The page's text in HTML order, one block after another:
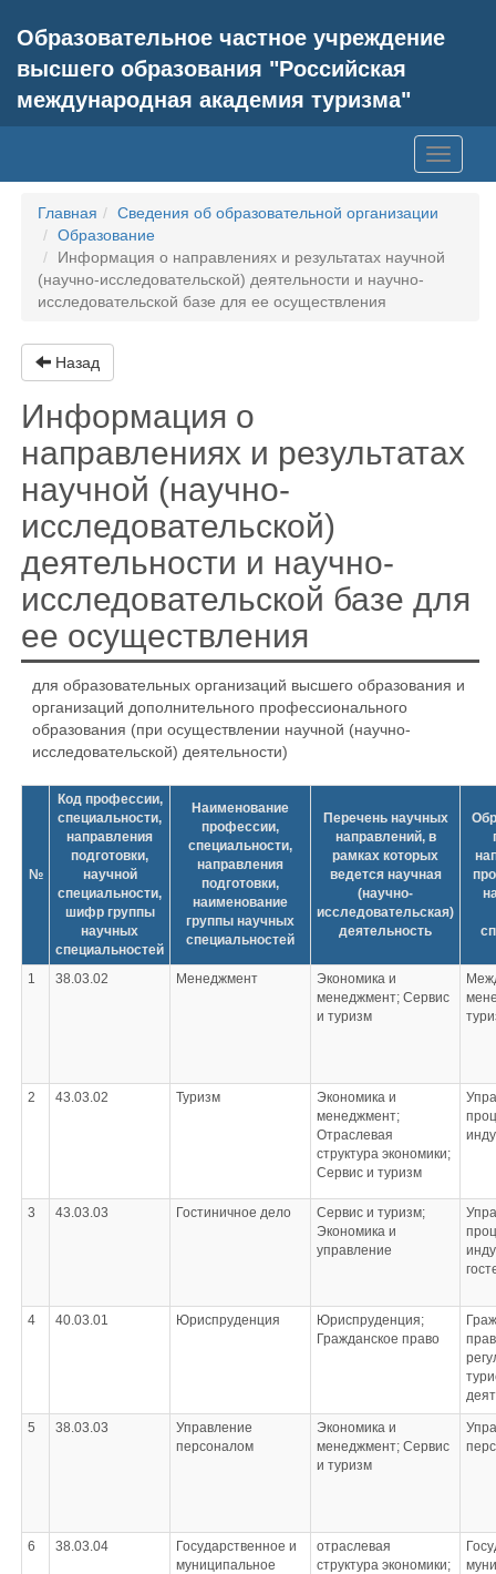
Образовательное частное учреждение
высшего образования "Российская
международная академия туризма"
Toggle
Главная
Сведения об образовательной организации
Образование
Информация о направлениях и результатах научной
(научно-исследовательской) деятельности и научно-
исследовательской базе для ее осуществления
Назад
Информация о
направлениях и результатах
научной (научно-
исследовательской)
деятельности и научно-
исследовательской базе для
ее осуществления
для образовательных организаций высшего образования и
организаций дополнительного профессионального
образования (при осуществлении научной (научно-
исследовательской) деятельности)
№
Код профессии,
специальности,
направления
подготовки,
научной
специальности,
шифр группы
научных
специальностей
Наименование
профессии,
специальности,
направления
подготовки,
наименование
группы научных
специальностей
Перечень научных
направлений, в
рамках которых
ведется научная
(научно-
исследовательская)
деятельность
1 38.03.02 Менеджмент
Экономика и
менеджмент; Сервис
и туризм
2 43.03.02 Туризм
Экономика и
менеджмент;
Отраслевая
структура экономики;
Сервис и туризм
3 43.03.03 Гостиничное дело
Сервис и туризм;
Экономика и
управление
4 40.03.01 Юриспруденция
Юриспруденция;
Гражданское право
5 38.03.03
Управление
персоналом
Экономика и
менеджмент; Сервис
и туризм
6 38.03.04
Государственное и
муниципальное
отраслевая
структура экономики;